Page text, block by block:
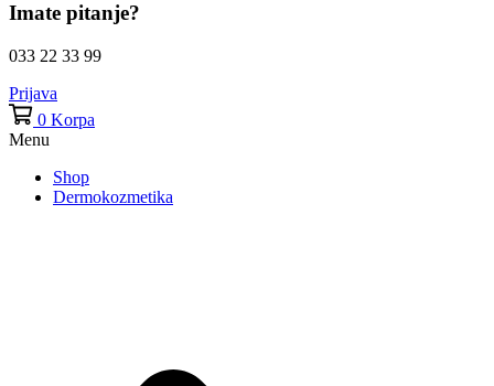
Imate pitanje?
033 22 33 99
Prijava
0 Korpa
Menu
Shop
Dermokozmetika